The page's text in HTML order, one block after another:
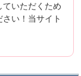
いただくため
い！当サイト